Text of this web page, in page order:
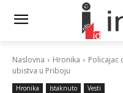
Naslovna Hronika
Policajac
ubistva u Priboju
Hronika Istaknuto Vesti